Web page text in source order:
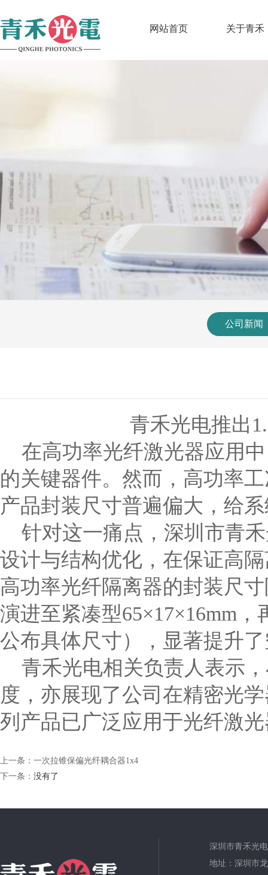
网站首页 关于青禾
公司新闻
青禾光电推出
在高功率光纤激光器应用
的关键器件。然而，高功率
产品封装尺寸普遍偏大，给
针对这一痛点，深圳市青
设计与结构优化，在保证高
高功率光纤隔离器的封装尺
演进至紧凑型65×17×16mm
公布具体尺寸），显著提升
青禾光电相关负责人表示
度，亦展现了公司在精密光
列产品已广泛应用于光纤激
上一条： 一次拉锥保偏光纤耦合器1x4
下一条： 没有了
深圳市青禾光
地址：深圳市